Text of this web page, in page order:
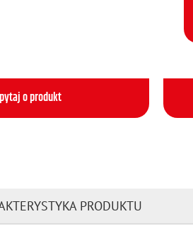
o produkt
PRODUKTU